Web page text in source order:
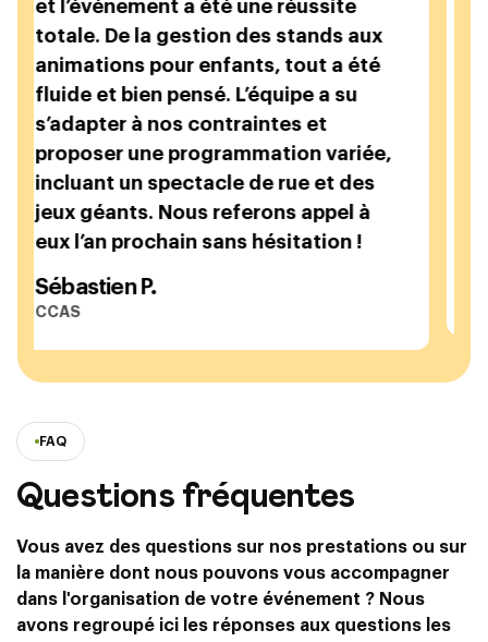
et l’événement a été une réussite
totale. De la gestion des stands aux
animations pour enfants, tout a été
fluide et bien pensé. L’équipe a su
s’adapter à nos contraintes et
proposer une programmation variée,
incluant un spectacle de rue et des
jeux géants. Nous referons appel à
eux l’an prochain sans hésitation !
Sébastien P.
FAQ
Questions fréquentes
Vous avez des questions sur nos prestations ou sur
la manière dont nous pouvons vous accompagner
dans l'organisation de votre événement ? Nous
avons regroupé ici les réponses aux questions les